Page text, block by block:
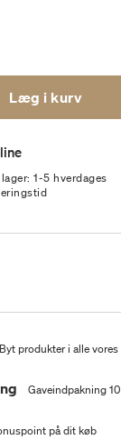
Læg i kurv
lager: 1-5 hverdages
Byt produkter i alle
Gaveindpakning 10
på dit køb